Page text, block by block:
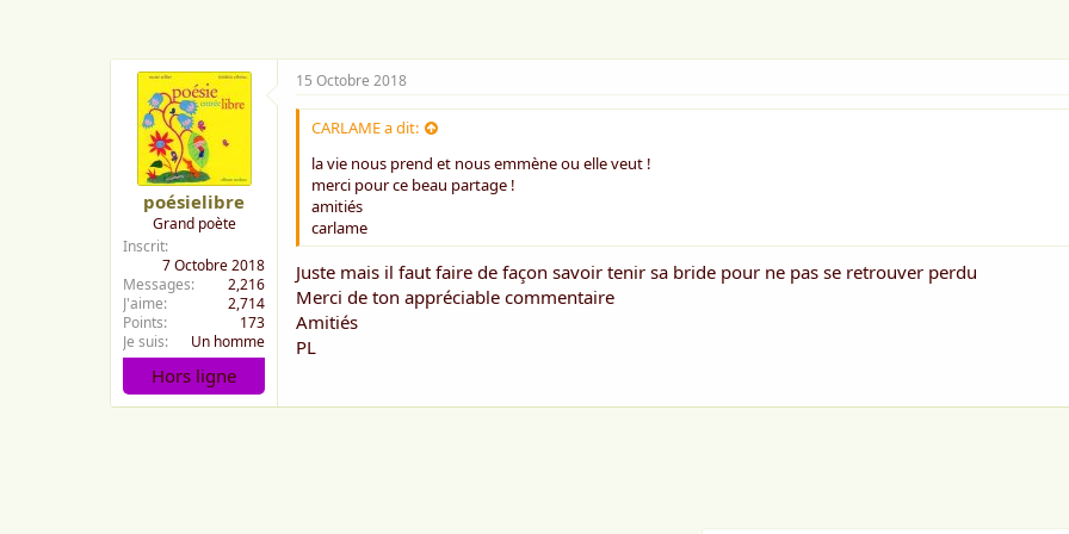
poésielibre
Grand poète
Inscrit
7 Octobre 2018
Messages
2,216
J'aime
2,714
Points
173
Je suis
Un homme
Hors ligne
15 Octobre 2018
CARLAME a dit:
la vie nous prend et nous emmène ou elle veut !
merci pour ce beau partage !
amitiés
carlame
Juste mais il faut faire de façon savoir tenir sa bride pour ne pas se retrouver perdu
Merci de ton appréciable commentaire
Amitiés
PL